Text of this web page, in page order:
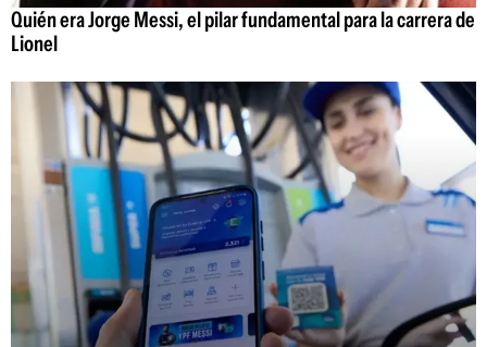
Quién era Jorge Messi, el pilar fundamental para la carrera de
Lionel